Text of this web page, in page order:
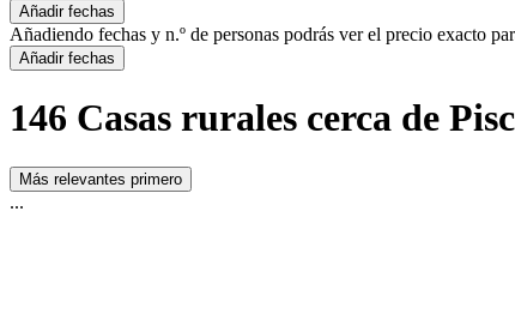
Añadir fechas
Añadiendo fechas y n.º de personas podrás ver el precio exacto
Añadir fechas
146 Casas rurales cerca de
Más relevantes primero
...